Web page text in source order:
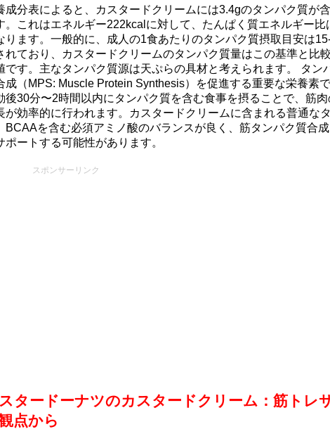
成分表によると、カスタードクリームには3.4gのタンパク質が
。これはエネルギー222kcalに対して、たんぱく質エネルギー比
ります。一般的に、成人の1食あたりのタンパク質摂取目安は
れており、カスタードクリームのタンパク質量はこの基準と比
です。主なタンパク質源は天ぷらの具材と考えられます。 タン
成（MPS: Muscle Protein Synthesis）を促進する重要な栄養素
後30分〜2時間以内にタンパク質を含む食事を摂ることで、筋肉
が効率的に行われます。カスタードクリームに含まれる普通な
BCAAを含む必須アミノ酸のバランスが良く、筋タンパク質合
ポートする可能性があります。
スポンサーリンク
タードーナツのカスタードクリーム：筋トレ
点から